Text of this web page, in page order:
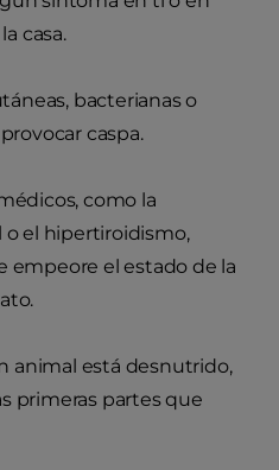
casa.
bacterianas o
caspa.
como la
el hipertiroidismo,
empeore el estado de la
animal está desnutrido,
primeras partes que